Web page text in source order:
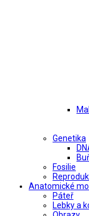
Genetika
Fosilie
Anatomické
Páteř
Lebky a